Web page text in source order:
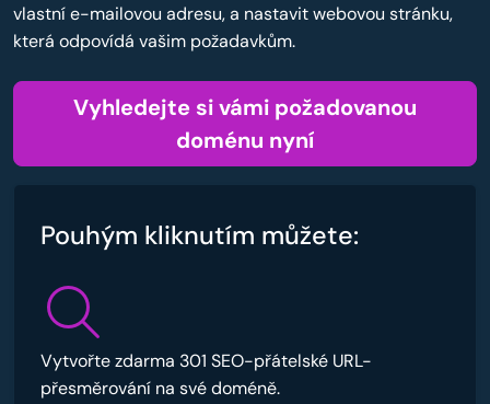
vlastní e-mailovou adresu, a nastavit webovou stránku,
která odpovídá vašim požadavkům.
Vyhledejte si vámi požadovanou
doménu nyní
Pouhým kliknutím můžete:
Vytvořte zdarma 301 SEO-přátelské URL-
přesměrování na své doméně.